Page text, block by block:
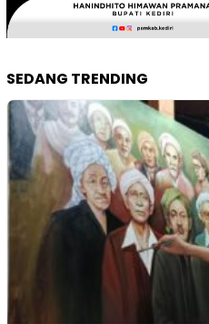
SEDANG TRENDING